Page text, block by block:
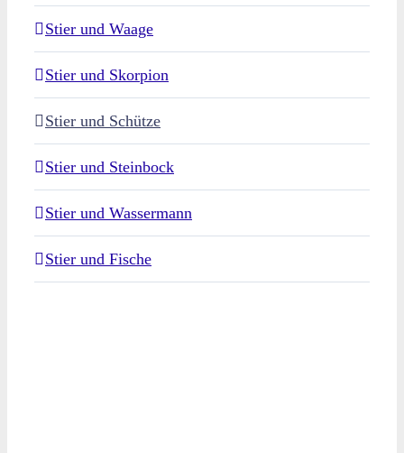
Stier und Waage
Stier und Skorpion
Stier und Schütze
Stier und Steinbock
Stier und Wassermann
Stier und Fische